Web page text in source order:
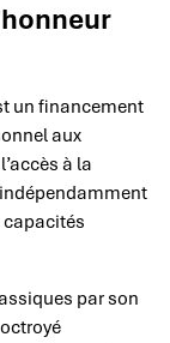
un financement
aux
à la
capacités
par son